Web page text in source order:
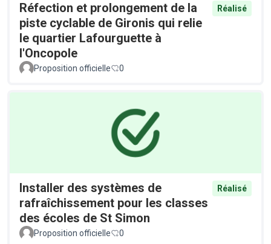
Réfection et prolongement de la
piste cyclable de Gironis qui relie
le quartier Lafourguette à
l'Oncopole
Réalisé
Proposition officielle 0
Installer des systèmes de
rafraîchissement pour les classes
des écoles de St Simon
Réalisé
Proposition officielle 0